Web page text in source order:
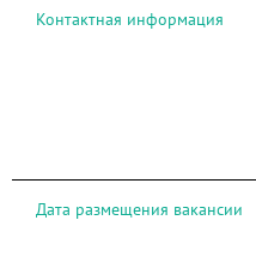
Контактная информация
Дата размещения вакансии